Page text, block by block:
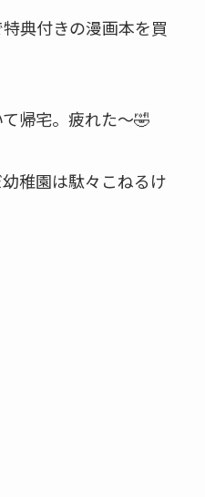
典付きの漫画本を買
帰宅。疲れた〜🤣
稚園は駄々こねるけ